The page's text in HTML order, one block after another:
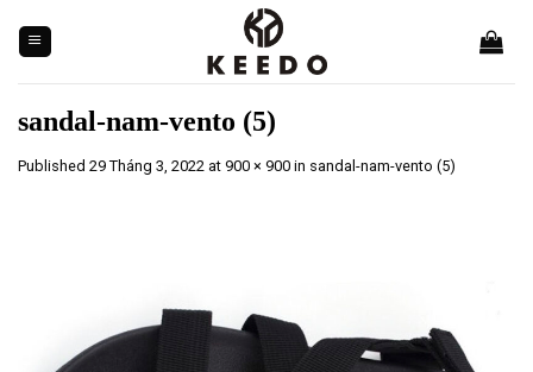
content
sandal-nam-vento (5)
Published 29 Tháng 3, 2022 at 900 × 900 in sandal-nam-vento (5)